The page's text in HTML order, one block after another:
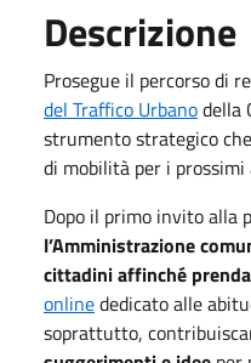
Descrizione
Prosegue il percorso di
del Traffico Urbanodella
strumento strategico
di mobilità per i prossimi
Dopo il primo invito alla
l’Amministrazione
cittadini affinché
onlinededicato alle
soprattutto,